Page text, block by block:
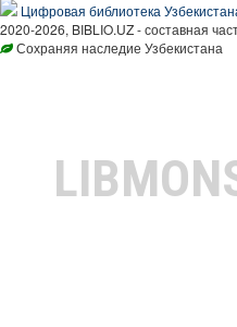
Цифровая библиотека
2020-2026, BIBLIO.UZ - составная
Сохраняя наследие Узбекистана